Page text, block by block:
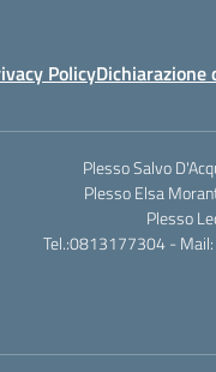
Policy
Plesso Salvo
Plesso Elsa
Plesso
Tel.:0813177304 -